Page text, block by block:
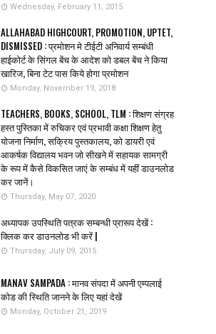
Wednesday, February 11, 2015
ALLAHABAD HIGHCOURT, PROMOTION, UPTET,
DISMISSED : प्रमोशन मे टीईटी अनिवार्य सम्बंधी
हाईकोर्ट के सिंगल बेंच के आदेश को डबल बेंच ने किया
खारिज, बिना टेट पास किये होगा प्रमोशन
Monday, November 19, 2018
TEACHERS, BOOKS, SCHOOL, TLM : शिक्षण संग्रह
हस्त पुस्तिका में रुचिकर एवं प्रभावी कक्षा शिक्षण हेतु
योजना निर्माण, सक्रिय पुस्तकालय, को डायरी एवं
आकर्षक विद्यालय भवन जो सीखने में सहायक सामग्री
के रूप में कैसे विकसित जाएं के सम्बंध में यहीं डाउनलोड
कर जानें।
Thursday, May 07, 2020
अध्यापक उपस्थिति पत्रक सम्बन्धी प्रारूप देखें :
क्लिक कर डाउनलोड भी करें |
Thursday, July 09, 2015
MANAV SAMPADA : मानव संपदा में अपनी एम्पलाई
कोड की स्थिति जानने के लिए यहां देखें
Monday, October 21, 2019